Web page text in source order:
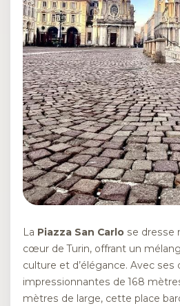
La Piazza San Carlo se dresse
cœur de Turin, offrant un
culture et d’élégance. Avec ses
impressionnantes de 168
mètres de large, cette place